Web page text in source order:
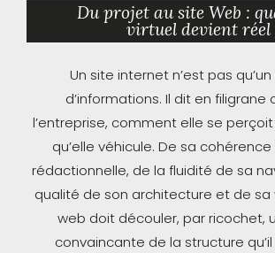
Du projet au site Web :
virtuel devient réel
Un site internet n’est pas
d’informations. Il dit en filigrane
l’entreprise, comment elle se
qu’elle véhicule. De sa
rédactionnelle, de la fluidité de sa
qualité de son architecture et de sa
web doit découler, par ricochet,
convaincante de la structure